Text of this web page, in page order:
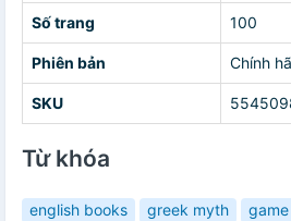
Số trang 100
Phiên bản Chính
SKU
Từ khóa
english books greek myth